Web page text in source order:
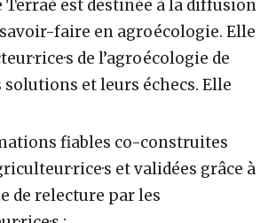
est destinée à la diffusion
faire en agroécologie. Elle
de l’agroécologie de
et leurs échecs. Elle
fiables co-construites
et validées grâce à
de relecture par les